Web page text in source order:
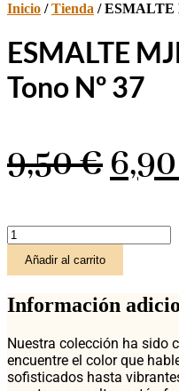
Inicio /Tienda / ESMALTE
ESMALTE
Tono Nº 37
9,50€El
era:
ESMALTE
MJEXPERTNAILS
Tono
Nº
37
cantidad
Añadir al carrito
Información
Nuestra colección ha sido
encuentre el color que
sofisticados hasta